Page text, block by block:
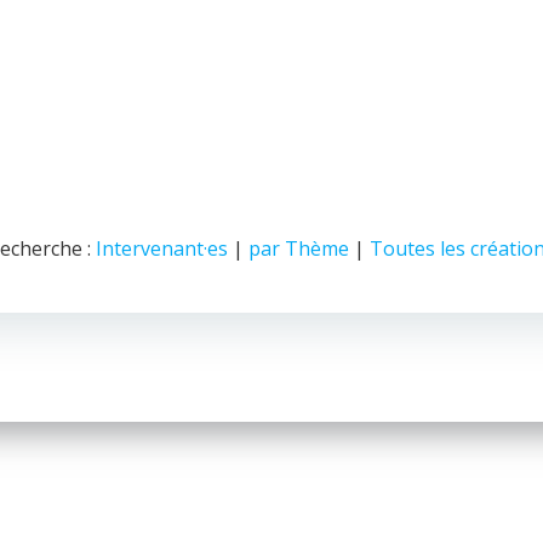
: Intervenant·es | par Thème | Toutes les